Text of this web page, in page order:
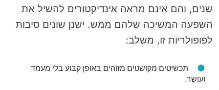
שנים, והם אינם מראה אינדיקטורים להשיל את
השפעה המשיכה שלהם ממש. ישנן שונים סיבות
לפופולריות זו, משלב:
תכשיטים מקושטים מזוהים באופן קבוע בלי מעמד
ועושר.